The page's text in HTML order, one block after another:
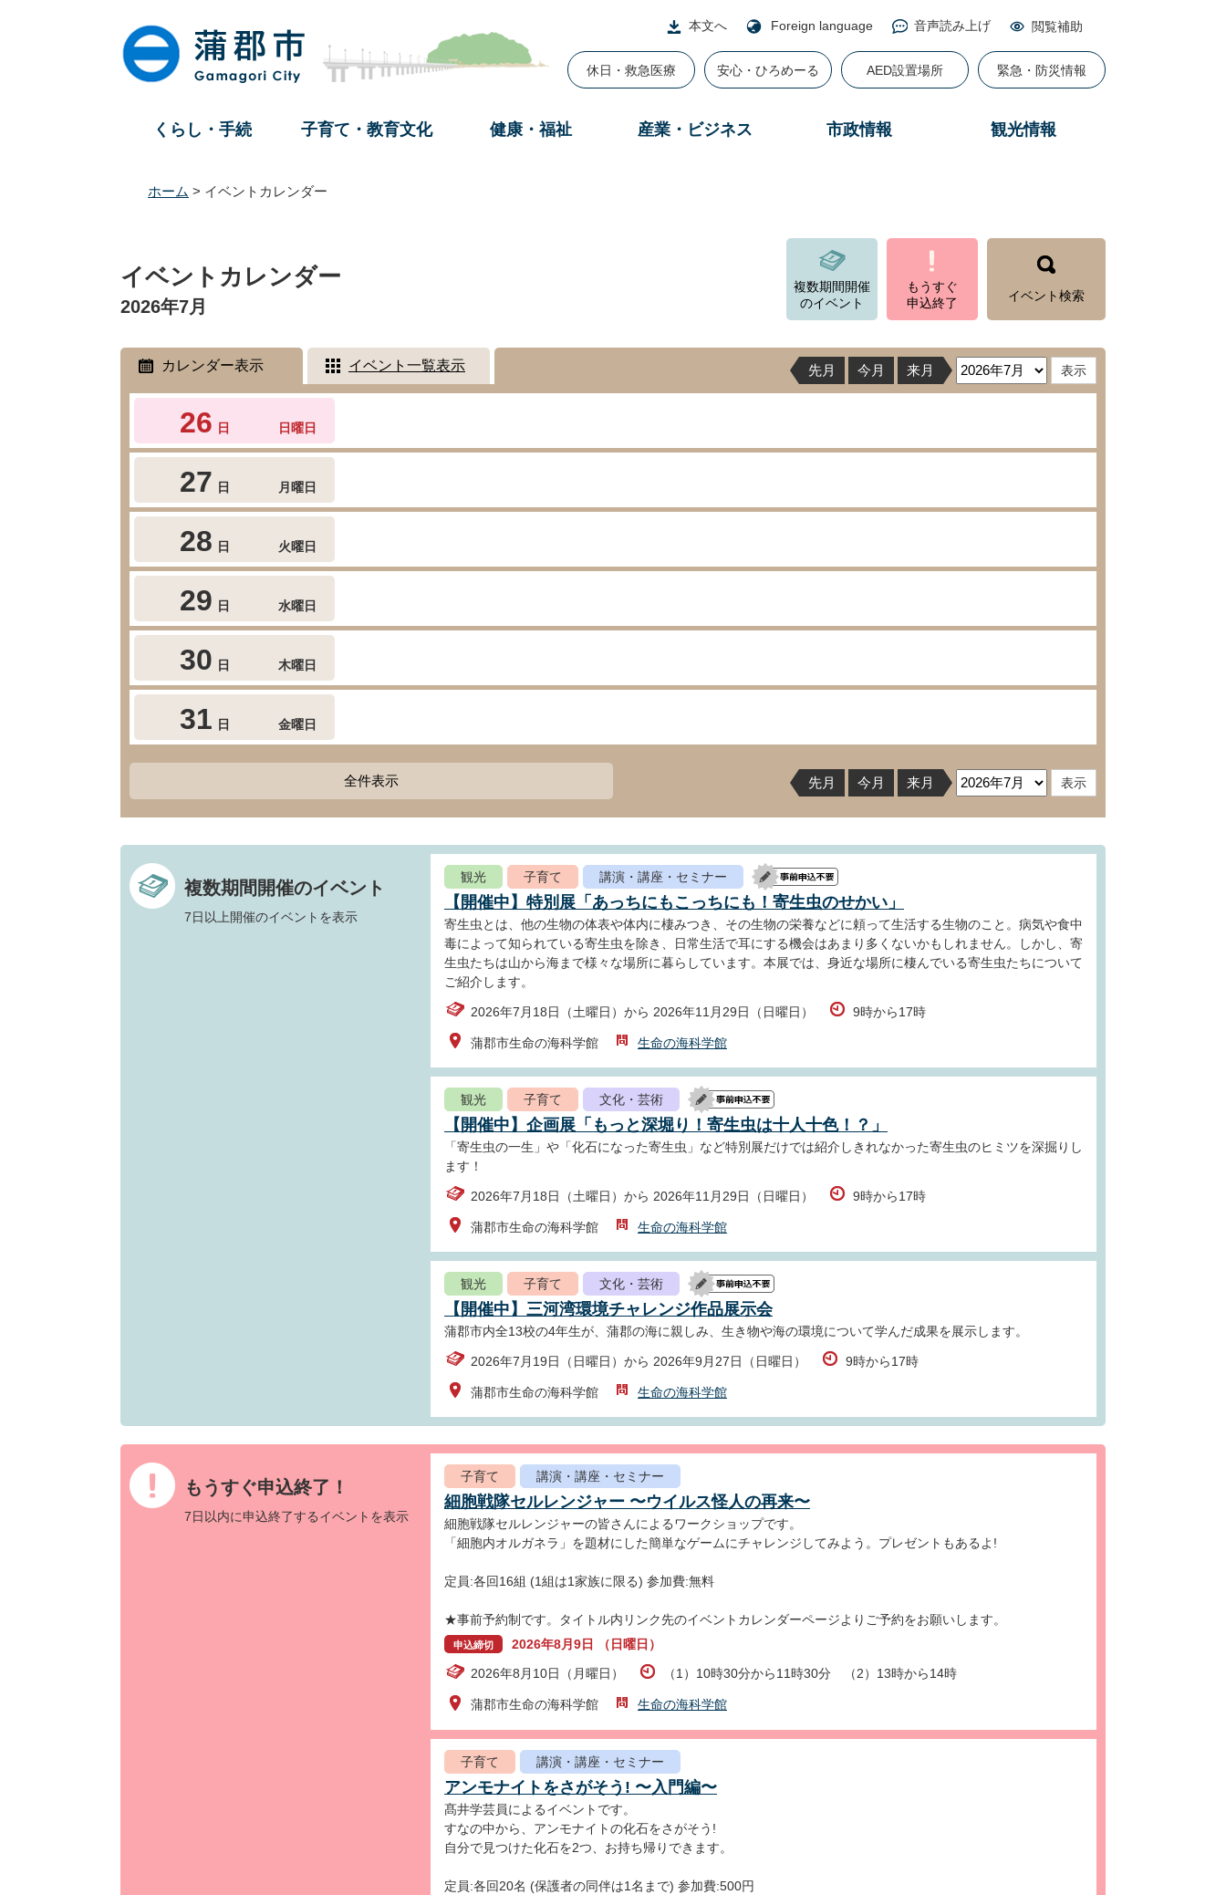
本文へ Foreign language 音声読み上げ 閲覧補助
休日・救急医療 安心・ひろめーる AED設置場所 緊急・防災情報
くらし・手続 子育て・教育文化 健康・福祉 産業・ビジネス 市政情報 観光情報
ホーム > イベントカレンダー
文
イベントカレンダー
複数期間開催
のイベント
もうすぐ
申込終了
イベント検索
2026年7月
カレンダー表示 イベント一覧表示 先月 今月 来月
26 日 日曜日
27 日 月曜日
28 日 火曜日
29 日 水曜日
30 日 木曜日
31 日 金曜日
全件表示 先月 今月 来月
複数期間開催のイベント
7日以上開催のイベントを表示
観光 子育て 講演・講座・セミナー
【開催中】特別展「あっちにもこっちにも！寄生虫のせかい」
寄生虫とは、他の生物の体表や体内に棲みつき、その生物の栄養などに頼って生活する生物のこと。病気や食中
毒によって知られている寄生虫を除き、日常生活で耳にする機会はあまり多くないかもしれません。しかし、寄
生虫たちは山から海まで様々な場所に暮らしています。本展では、身近な場所に棲んでいる寄生虫たちについて
ご紹介します。
2026年7月18日（土曜日）から 2026年11月29日（日曜日） 9時から17時
蒲郡市生命の海科学館 生命の海科学館
観光 子育て 文化・芸術
【開催中】企画展「もっと深堀り！寄生虫は十人十色！？」
「寄生虫の一生」や「化石になった寄生虫」など特別展だけでは紹介しきれなかった寄生虫のヒミツを深掘りし
ます！
2026年7月18日（土曜日）から 2026年11月29日（日曜日） 9時から17時
蒲郡市生命の海科学館 生命の海科学館
観光 子育て 文化・芸術
【開催中】三河湾環境チャレンジ作品展示会
蒲郡市内全13校の4年生が、蒲郡の海に親しみ、生き物や海の環境について学んだ成果を展示します。
2026年7月19日（日曜日）から 2026年9月27日（日曜日） 9時から17時
蒲郡市生命の海科学館 生命の海科学館
もうすぐ申込終了！
7日以内に申込終了するイベントを表示
子育て 講演・講座・セミナー
細胞戦隊セルレンジャー 〜ウイルス怪人の再来〜
細胞戦隊セルレンジャーの皆さんによるワークショップです。
「細胞内オルガネラ」を題材にした簡単なゲームにチャレンジしてみよう。プレゼントもあるよ!
定員:各回16組 (1組は1家族に限る) 参加費:無料
★事前予約制です。タイトル内リンク先のイベントカレンダーページよりご予約をお願いします。
申込締切 2026年8月9日 （日曜日）
2026年8月10日（月曜日） （1）10時30分から11時30分 （2）13時から14時
蒲郡市生命の海科学館 生命の海科学館
子育て 講演・講座・セミナー
アンモナイトをさがそう! 〜入門編〜
髙井学芸員によるイベントです。
すなの中から、アンモナイトの化石をさがそう!
自分で見つけた化石を2つ、お持ち帰りできます。
定員:各回20名 (保護者の同伴は1名まで) 参加費:500円